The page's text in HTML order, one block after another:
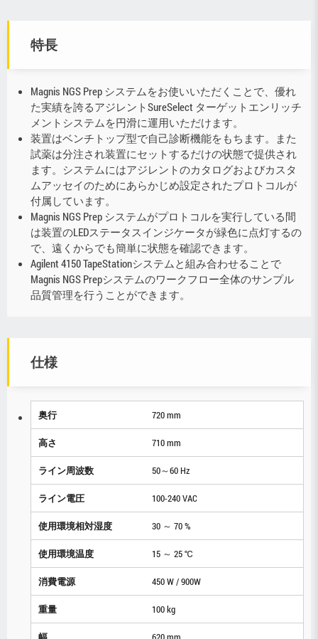
特長
Magnis NGS Prep システムをお使いいただくことで、優れ
た実績を誇るアジレントSureSelect ターゲットエンリッチ
メントシステムを円滑に運用いただけます。
装置はベンチトップ型で自己診断機能をもちます。また
試薬は分注され装置にセットするだけの状態で提供され
ます。システムにはアジレントのカタログおよびカスタ
ムアッセイのためにあらかじめ設定されたプロトコルが
付属しています。
Magnis NGS Prep システムがプロトコルを実行している間
は装置のLEDステータスインジケータが緑色に点灯するの
で、遠くからでも簡単に状態を確認できます。
Agilent 4150 TapeStationシステムと組み合わせることで
Magnis NGS Prepシステムのワークフロー全体のサンプル
品質管理を行うことができます。
仕様
奥行 720 mm
高さ 710 mm
ライン周波数 50～60 Hz
ライン電圧 100-240 VAC
使用環境相対湿度 30 ～ 70 %
使用環境温度 15 ～ 25 ℃
消費電源 450 W / 900W
重量 100 kg